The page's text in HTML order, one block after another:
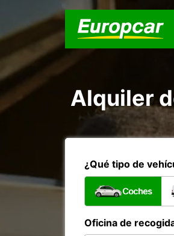
Alquiler
¿Qué tipo de
Coches
Oficina de